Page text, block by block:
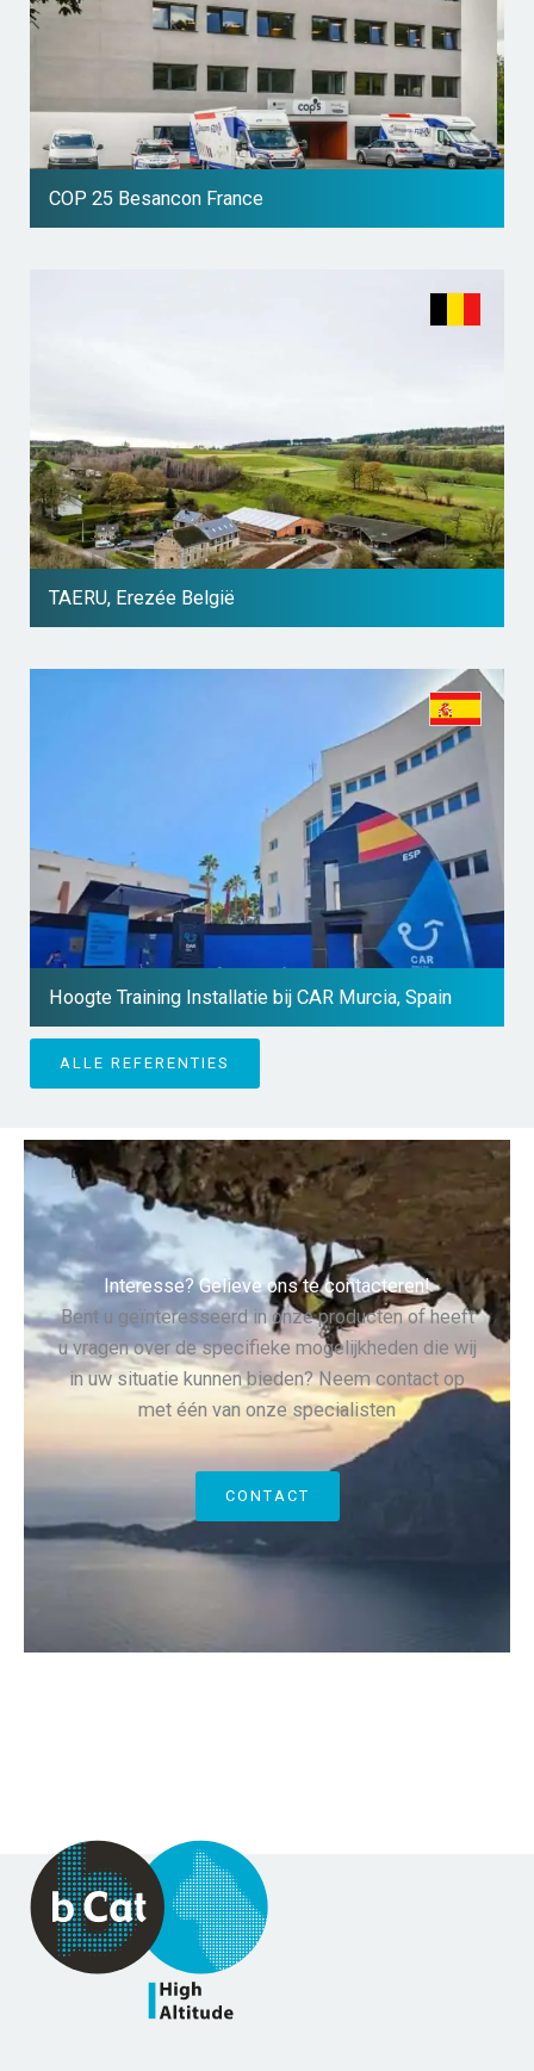
COP 25 Besancon France
TAERU, Erezée België
Hoogte Training Installatie bij CAR Murcia, Spain
ALLE REFERENTIES
Interesse? Gelieve ons te contacteren!
Bent u geïnteresseerd in onze producten of heeft
u vragen over de specifieke mogelijkheden die wij
in uw situatie kunnen bieden? Neem contact op
met één van onze specialisten
CONTACT